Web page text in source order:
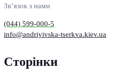
Зв’язок з нами
(044) 599-000-5
info@andriyivska-tserkva.kiev.ua
Сторінки